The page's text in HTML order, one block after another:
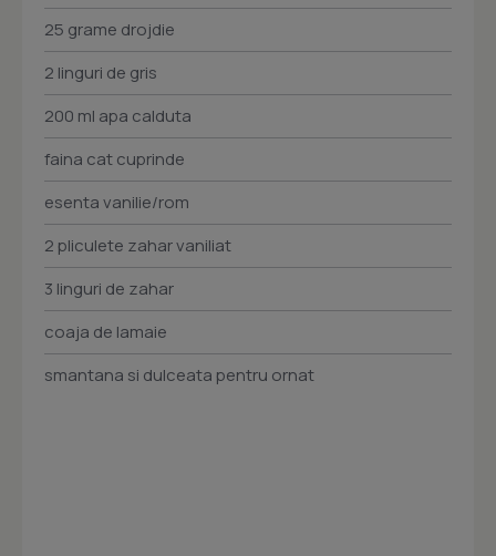
25 grame drojdie
2 linguri de gris
200 ml apa calduta
faina cat cuprinde
esenta vanilie/rom
2 pliculete zahar vaniliat
3 linguri de zahar
coaja de lamaie
smantana si dulceata pentru ornat